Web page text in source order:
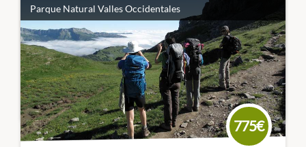
Impresionantes excursiones conraquetas de nieve en el
Parque Nacional de Ordesa y Monte Perdido. Disfruta de
los increíbles paisajes que te ofrece este lugar en un viaje
que nos llevará a todos los rincones.
CÓDIGO VIAJE: 004RES
Parque Natural Valles Occidentales
775€